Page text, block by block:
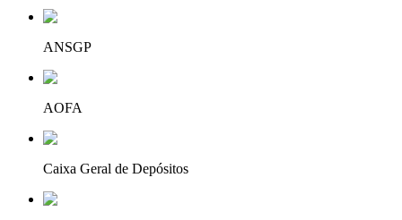
ANSGP
AOFA
Caixa Geral de Depósitos